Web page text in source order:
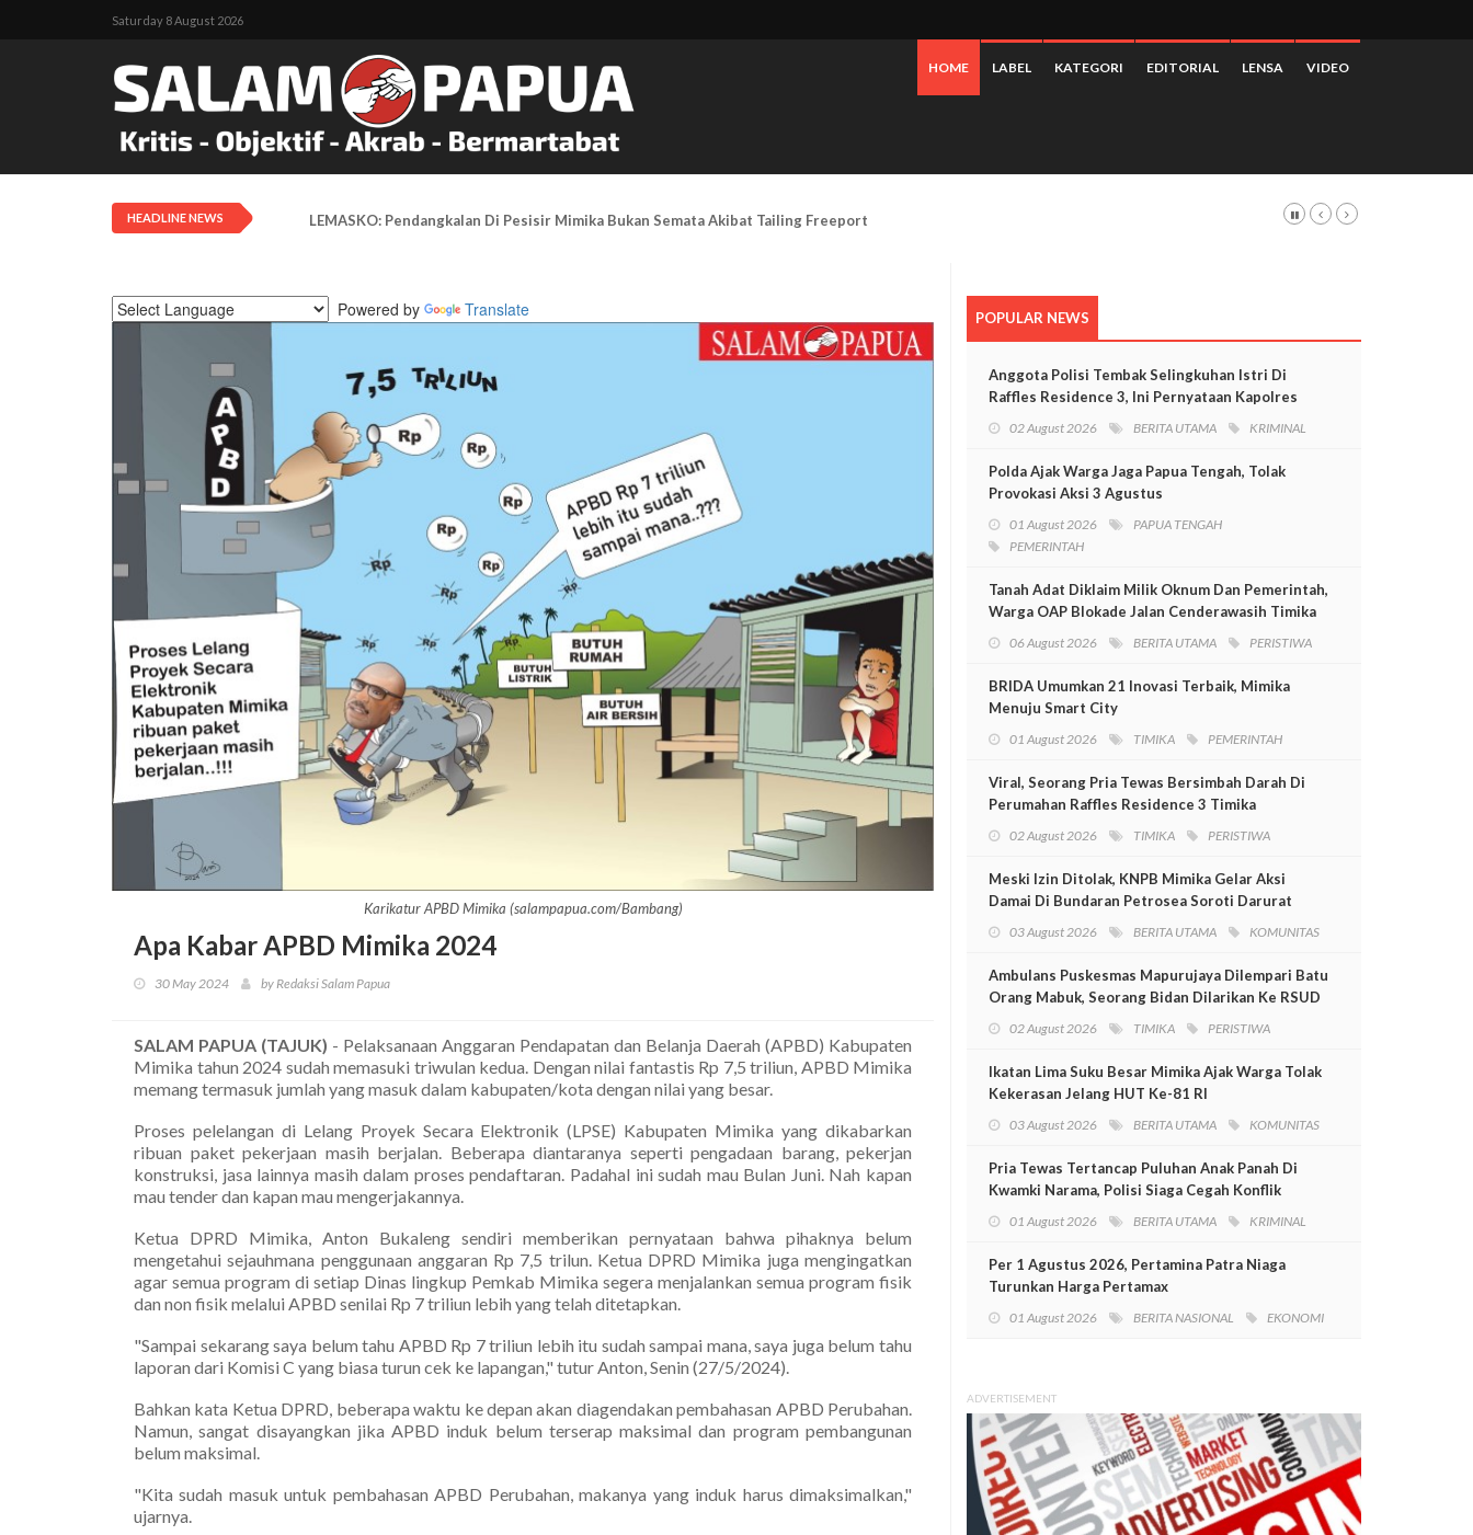
Saturday 8 August 2026
HOME LABEL KATEGORI EDITORIAL LENSA VIDEO
HEADLINE NEWS LEMASKO: Pendangkalan Di Pesisir Mimika Bukan Semata Akibat Tailing Freeport
Powered by Translate
Karikatur APBD Mimika (salampapua.com/Bambang)
Apa Kabar APBD Mimika 2024
30 May 2024 by Redaksi Salam Papua
SALAM PAPUA (TAJUK) - Pelaksanaan Anggaran Pendapatan dan Belanja Daerah (APBD) Kabupaten
Mimika tahun 2024 sudah memasuki triwulan kedua. Dengan nilai fantastis Rp 7,5 triliun, APBD Mimika
memang termasuk jumlah yang masuk dalam kabupaten/kota dengan nilai yang besar.
Proses pelelangan di Lelang Proyek Secara Elektronik (LPSE) Kabupaten Mimika yang dikabarkan
ribuan paket pekerjaan masih berjalan. Beberapa diantaranya seperti pengadaan barang, pekerjan
konstruksi, jasa lainnya masih dalam proses pendaftaran. Padahal ini sudah mau Bulan Juni. Nah kapan
mau tender dan kapan mau mengerjakannya.
Ketua DPRD Mimika, Anton Bukaleng sendiri memberikan pernyataan bahwa pihaknya belum
mengetahui sejauhmana penggunaan anggaran Rp 7,5 trilun. Ketua DPRD Mimika juga mengingatkan
agar semua program di setiap Dinas lingkup Pemkab Mimika segera menjalankan semua program fisik
dan non fisik melalui APBD senilai Rp 7 triliun lebih yang telah ditetapkan.
"Sampai sekarang saya belum tahu APBD Rp 7 triliun lebih itu sudah sampai mana, saya juga belum tahu
laporan dari Komisi C yang biasa turun cek ke lapangan," tutur Anton, Senin (27/5/2024).
Bahkan kata Ketua DPRD, beberapa waktu ke depan akan diagendakan pembahasan APBD Perubahan.
Namun, sangat disayangkan jika APBD induk belum terserap maksimal dan program pembangunan
belum maksimal.
"Kita sudah masuk untuk pembahasan APBD Perubahan, makanya yang induk harus dimaksimalkan,"
ujarnya.
POPULAR NEWS
Anggota Polisi Tembak Selingkuhan Istri Di
Raffles Residence 3, Ini Pernyataan Kapolres
02 August 2026 BERITA UTAMA KRIMINAL
Polda Ajak Warga Jaga Papua Tengah, Tolak
Provokasi Aksi 3 Agustus
01 August 2026
PAPUA TENGAH
PEMERINTAH
Tanah Adat Diklaim Milik Oknum Dan Pemerintah,
Warga OAP Blokade Jalan Cenderawasih Timika
06 August 2026 BERITA UTAMA PERISTIWA
BRIDA Umumkan 21 Inovasi Terbaik, Mimika
Menuju Smart City
01 August 2026 TIMIKA PEMERINTAH
Viral, Seorang Pria Tewas Bersimbah Darah Di
Perumahan Raffles Residence 3 Timika
02 August 2026 TIMIKA PERISTIWA
Meski Izin Ditolak, KNPB Mimika Gelar Aksi
Damai Di Bundaran Petrosea Soroti Darurat
03 August 2026 BERITA UTAMA KOMUNITAS
Ambulans Puskesmas Mapurujaya Dilempari Batu
Orang Mabuk, Seorang Bidan Dilarikan Ke RSUD
02 August 2026 TIMIKA PERISTIWA
Ikatan Lima Suku Besar Mimika Ajak Warga Tolak
Kekerasan Jelang HUT Ke-81 RI
03 August 2026 BERITA UTAMA KOMUNITAS
Pria Tewas Tertancap Puluhan Anak Panah Di
Kwamki Narama, Polisi Siaga Cegah Konflik
01 August 2026 BERITA UTAMA KRIMINAL
Per 1 Agustus 2026, Pertamina Patra Niaga
Turunkan Harga Pertamax
01 August 2026 BERITA NASIONAL EKONOMI
ADVERTISEMENT